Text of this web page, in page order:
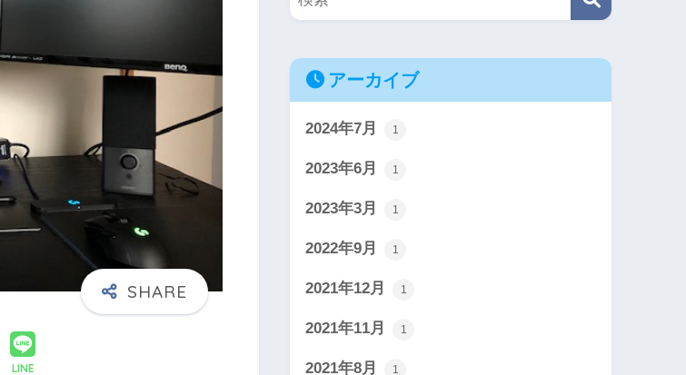
LINE
アーカイブ
2024年7月 1
2023年6月 1
2023年3月 1
2022年9月 1
2021年12月 1
2021年11月 1
2021年8月 1